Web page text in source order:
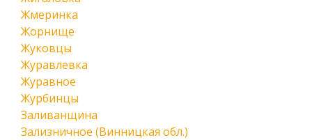
Жмеринка
Жорнище
Жуковцы
Журавлевка
Журавное
Журбинцы
Заливанщина
Зализничное (Винницкая обл.)